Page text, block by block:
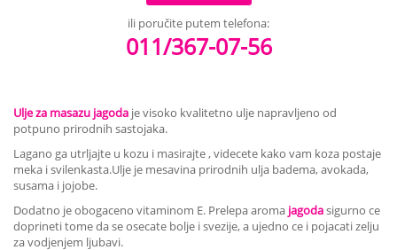
ili poručite putem telefona:
011/367-07-56
Ulje za masazu jagoda je visoko kvalitetno ulje napravljeno od
potpuno prirodnih sastojaka.
Lagano ga utrljajte u kozu i masirajte , videcete kako vam koza postaje
meka i svilenkasta.Ulje je mesavina prirodnih ulja badema, avokada,
susama i jojobe.
Dodatno je obogaceno vitaminom E. Prelepa aroma jagodasigurno ce
doprineti tome da se osecate bolje i svezije, a ujedno ce i pojacati zelju
za vodjenjem ljubavi.